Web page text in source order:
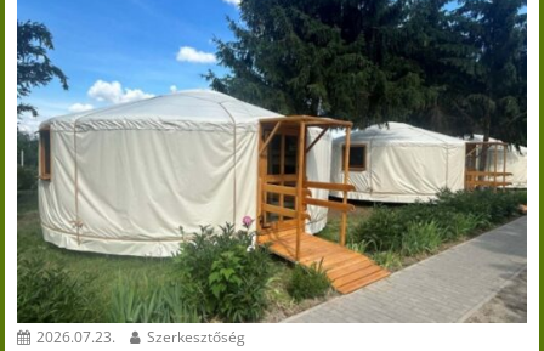
2026.07.23. Szerkesztőség